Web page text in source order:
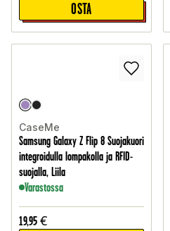
OSTA
CaseMe
Samsung Galaxy Z Flip 8 Suojakuori
integroidulla lompakolla ja RFID-
suojalla, Liila
Varastossa
19,95 €